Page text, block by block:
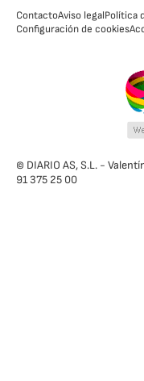
ContactoAviso legalPolítica
Configuración de cookies
© DIARIO AS, S.L. -
91 375 25 00